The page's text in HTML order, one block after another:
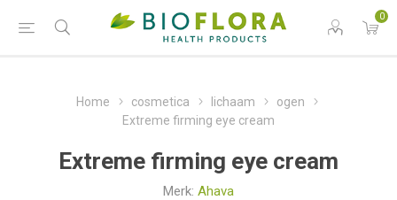
0
Home cosmetica lichaam
ogen
Extreme firming eye cream
Extreme firming eye cream
Merk: Ahava